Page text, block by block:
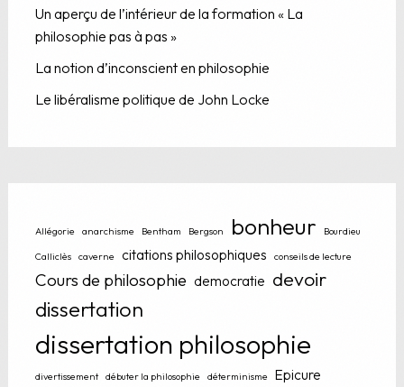
Un aperçu de l’intérieur de la formation « La
philosophie pas à pas »
La notion d’inconscient en philosophie
Le libéralisme politique de John Locke
Allégorie anarchisme Bentham Bergson bonheur
Bourdieu
Calliclès caverne citations philosophiques conseils de lecture
Cours de philosophie democratie devoir
dissertation
dissertation philosophie
divertissement débuter la philosophie déterminisme Epicure